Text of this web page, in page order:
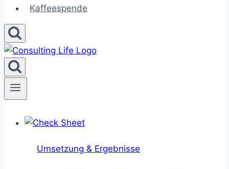
Kaffeespende
Umsetzung & Ergebnisse